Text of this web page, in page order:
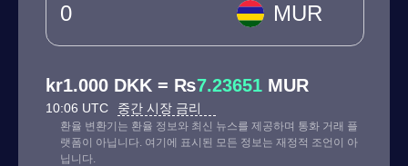
MUR
kr1.000 DKK = ₨7.23651 MUR
10:06 UTC 중간 시장 금리
환율 변환기는 환율 정보와 최신 뉴스를 제공하며 통화 거래 플
랫폼이 아닙니다. 여기에 표시된 모든 정보는 재정적 조언이 아
닙니다.